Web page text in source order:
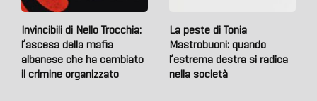
Invincibili di Nello Trocchia:
l’ascesa della mafia
albanese che ha cambiato
il crimine organizzato
La peste di Tonia
Mastrobuoni: quando
l’estrema destra si radica
nella società